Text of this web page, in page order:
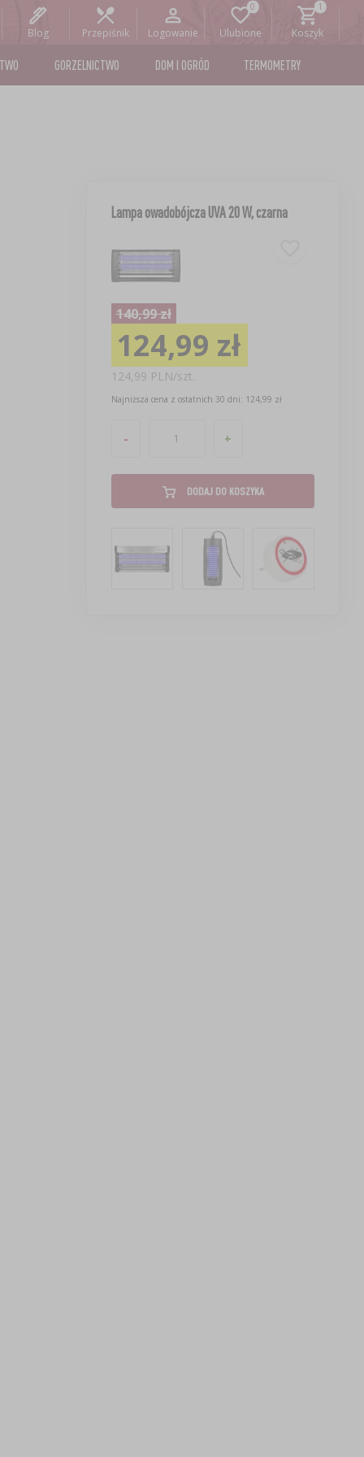
Blog Przepiśnik Logowanie Ulubione Koszyk
GORZELNICTWO DOM I OGRÓD TERMOMETRY
Lampa owadobójcza UVA 20 W, czarna
140,99 zł
124,99 zł
124,99 PLN/szt.
Najniższa cena z ostatnich 30 dni: 124,99 zł
- +
DODAJ DO KOSZYKA